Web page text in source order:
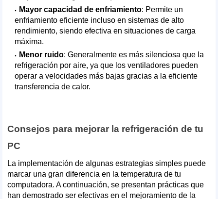
Mayor capacidad de enfriamiento: Permite un
enfriamiento eficiente incluso en sistemas de alto
rendimiento, siendo efectiva en situaciones de carga
máxima.
Menor ruido: Generalmente es más silenciosa que la
refrigeración por aire, ya que los ventiladores pueden
operar a velocidades más bajas gracias a la eficiente
transferencia de calor.
Consejos para mejorar la refrigeración de tu
PC
La implementación de algunas estrategias simples puede
marcar una gran diferencia en la temperatura de tu
computadora. A continuación, se presentan prácticas que
han demostrado ser efectivas en el mejoramiento de la